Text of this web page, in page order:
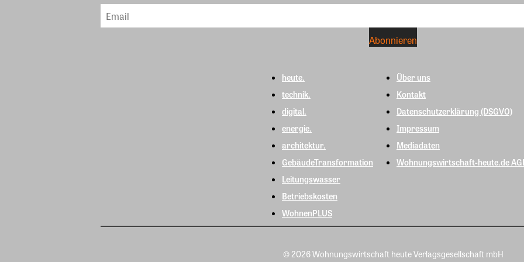
heute.
technik.
digital.
energie.
architektur.
GebäudeTransformation
Leitungswasser
Betriebskosten
WohnenPLUS
Über uns
Kontakt
Datenschutzerklärung (DSGVO)
Impressum
Mediadaten
Wohnungswirtschaft-heute.de
© 2026 Wohnungswirtschaft heute Verlagsgesellschaft mbH